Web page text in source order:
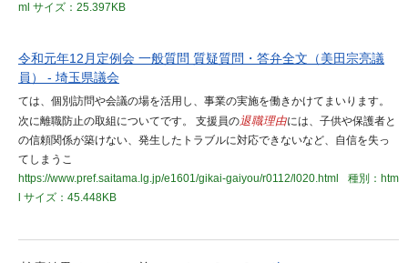
ml サイズ：25.397KB
令和元年12月定例会 一般質問 質疑質問・答弁全文（美田宗亮議
員） - 埼玉県議会
ては、個別訪問や会議の場を活用し、事業の実施を働きかけてまいります。
次に離職防止の取組についてです。 支援員の退職理由には、子供や保護者と
の信頼関係が築けない、発生したトラブルに対応できないなど、自信を失っ
てしまうこ
https://www.pref.saitama.lg.jp/e1601/gikai-gaiyou/r0112/l020.html
種別：htm
サイズ：45.448KB